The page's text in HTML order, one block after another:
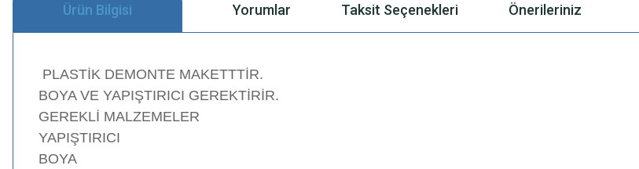
Ürün Bilgisi Yorumlar Taksit Seçenekleri Önerileriniz
PLASTİK DEMONTE MAKETTTİR.
BOYA VE YAPIŞTIRICI GEREKTİRİR.
GEREKLİ MALZEMELER
YAPIŞTIRICI
BOYA